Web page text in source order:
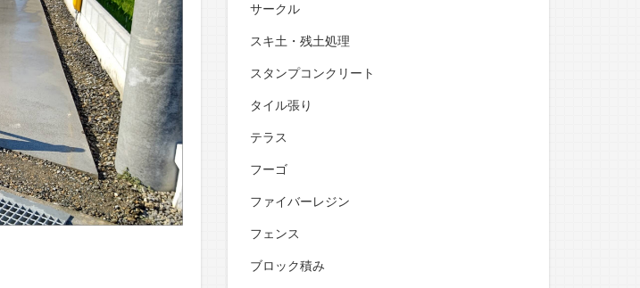
サークル
スキ土・残土処理
スタンプコンクリート
タイル張り
テラス
フーゴ
ファイバーレジン
フェンス
ブロック積み